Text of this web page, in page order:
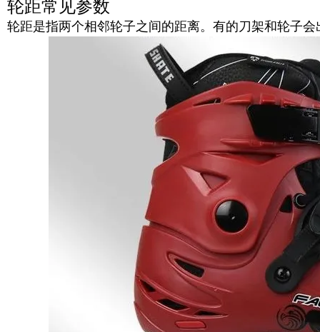
轮距常见参数
轮距是指两个相邻轮子之间的距离。有的刀架和轮子